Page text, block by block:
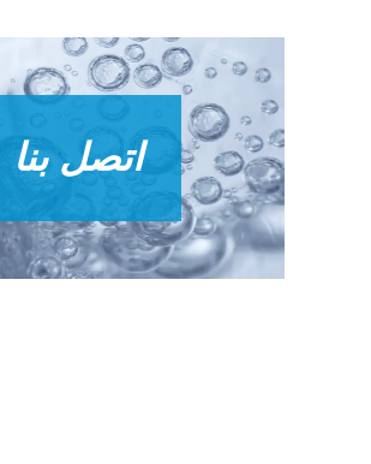
اتصل بنا